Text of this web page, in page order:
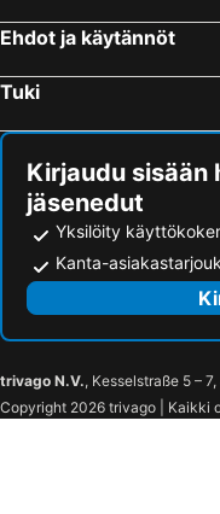
Ehdot ja käytännöt
Tuki
Kirjaudu sisään
jäsenedut
Yksilöity
Kanta-
trivago N.V., Kesselstraße 5 –
Copyright 2026 trivago | Kaikki